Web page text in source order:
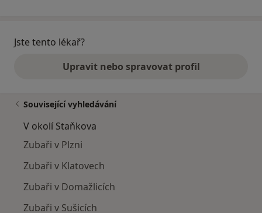
Jste tento lékař?
Upravit nebo spravovat profil
Související vyhledávání
V okolí Staňkova
Zubaři v Plzni
Zubaři v Klatovech
Zubaři v Domažlicích
Zubaři v Sušicích